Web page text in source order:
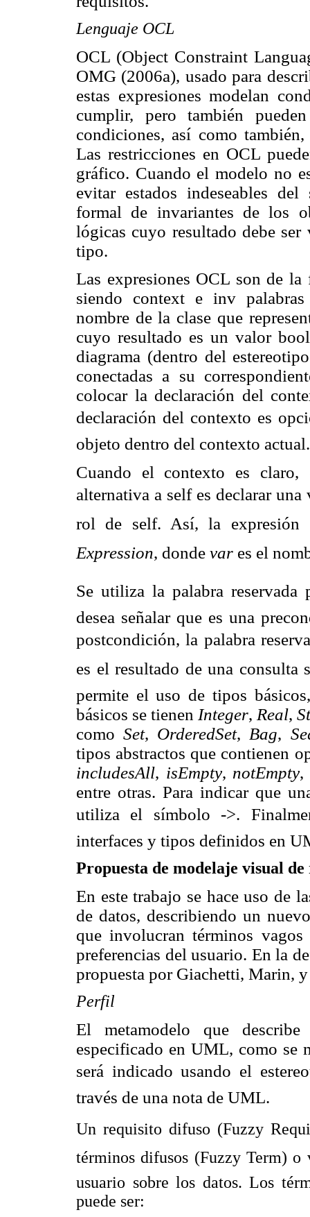
Lenguaje OCL
OCL (Object Constraint
OMG (2006a), usado para
estas expresiones modelan
cumplir, pero también
condiciones, así como
Las restricciones en OCL
gráfico. Cuando el modelo no
evitar estados indeseables
formal de invariantes de los
lógicas cuyo resultado debe ser
tipo.
Las expresiones OCL son de
siendo context e inv
nombre de la clase que
cuyo resultado es un valor
diagrama (dentro del
conectadas a su
colocar la declaración del
declaración del contexto es
objeto dentro del contexto actual.
Cuando el contexto es claro,
alternativa a self es declarar
rol de self. Así, la
Expression, donde var es el
Se utiliza la palabra reservada 
desea señalar que es una
postcondición, la palabra
es el resultado de una consulta
permite el uso de tipos
básicos se tienen Integer, Real,
comoSet, OrderedSet, Bag,
tipos abstractos que contienen
includesAll, isEmpty, notEmpty
entre otras. Para indicar que
utiliza el símbolo ->.
interfaces y tipos definidos en
Propuesta de modelaje visual
En este trabajo se hace uso de
de datos, describiendo un
que involucran términos
preferencias delusuario. En la
propuesta por Giachetti, Marin,
Perfil
El metamodelo que
especificado en UML, como se
será indicado usando el
través de una nota de UML.
Un requisito difuso (Fuzzy
términos difusos (Fuzzy Term)
usuario sobre los datos. Los
puede ser: